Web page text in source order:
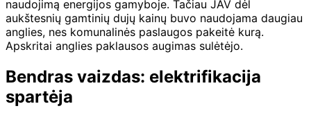
naudojimą energijos gamyboje. Tačiau JAV dėl
aukštesnių gamtinių dujų kainų buvo naudojama daugiau
anglies, nes komunalinės paslaugos pakeitė kurą.
Apskritai anglies paklausos augimas sulėtėjo.
Bendras vaizdas: elektrifikacija
spartėja